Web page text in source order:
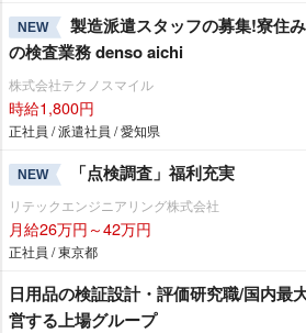
NEW
製造派遣スタッフの募集!寮住
の検査業務 denso aichi
株式会社テクノスマイル
時給1,800円
正社員 / 派遣社員 / 愛知県
NEW 「点検調査」福利充実
リテックエンジニアリング株式会社
月給26万円～42万円
正社員 / 東京都
日用品の検証設計・評価研究職/国内最
営する上場グループ